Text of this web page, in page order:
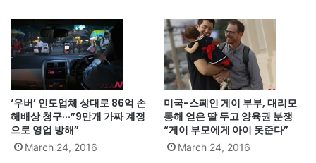
‘우버’ 인도업체 상대로 86억 손
해배상 청구···”9만개 가짜 계정
으로 영업 방해”
March 24, 2016
미국-스페인 게이 부부, 대리모
통해 얻은 딸 두고 양육권 분쟁
“게이 부모에게 아이 못준다”
March 24, 2016